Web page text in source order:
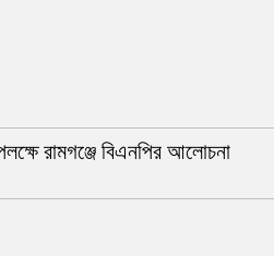
রামগঞ্জে বিএনপির আলোচনা